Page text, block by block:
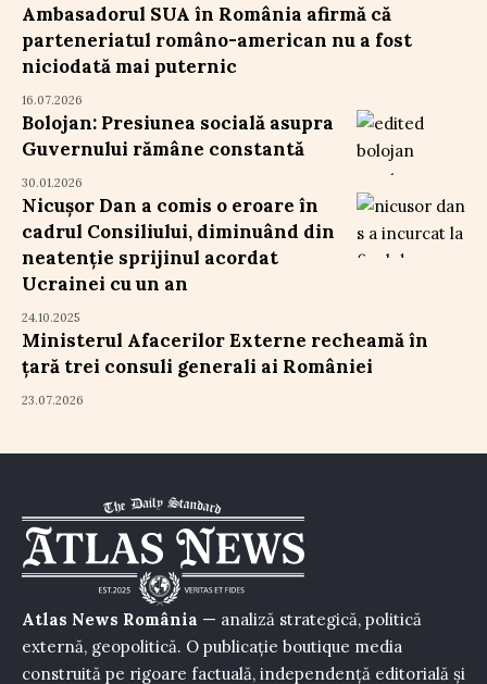
Ambasadorul SUA în România afirmă că
parteneriatul româno-american nu a fost
niciodată mai puternic
16.07.2026
Bolojan: Presiunea socială asupra
Guvernului rămâne constantă
30.01.2026
Nicușor Dan a comis o eroare în
cadrul Consiliului, diminuând din
neatenție sprijinul acordat
Ucrainei cu un an
24.10.2025
Ministerul Afacerilor Externe recheamă în
țară trei consuli generali ai României
23.07.2026
Atlas News România — analiză strategică, politică
externă, geopolitică. O publicație boutique media
construită pe rigoare factuală, independență editorială și